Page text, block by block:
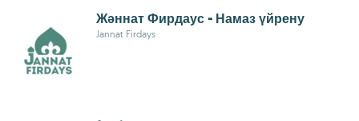
Жәннат Фирдаус - Намаз үйрену
Jannat Firdays